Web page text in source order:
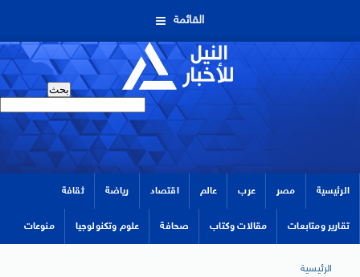
القائمة
الرئيسية مصر عرب عالم اقتصاد رياضة ثقافة
تقارير ومتابعات مقالات وكتاب صحافة علوم وتكنولوجيا منوعات
الرئيسية